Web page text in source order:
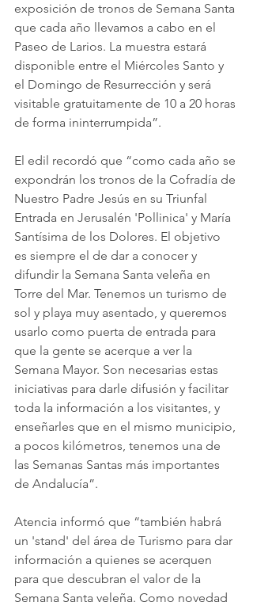
exposición de tronos de Semana Santa
que cada año llevamos a cabo en el
Paseo de Larios. La muestra estará
disponible entre el Miércoles Santo y
el Domingo de Resurrección y será
visitable gratuitamente de 10 a 20 horas
de forma ininterrumpida”.
El edil recordó que “como cada año se
expondrán los tronos de la Cofradía de
Nuestro Padre Jesús en su Triunfal
Entrada en Jerusalén 'Pollinica' y María
Santísima de los Dolores. El objetivo
es siempre el de dar a conocer y
difundir la Semana Santa veleña en
Torre del Mar. Tenemos un turismo de
sol y playa muy asentado, y queremos
usarlo como puerta de entrada para
que la gente se acerque a ver la
Semana Mayor. Son necesarias estas
iniciativas para darle difusión y facilitar
toda la información a los visitantes, y
enseñarles que en el mismo municipio,
a pocos kilómetros, tenemos una de
las Semanas Santas más importantes
de Andalucía”.
Atencia informó que “también habrá
un 'stand' del área de Turismo para dar
información a quienes se acerquen
para que descubran el valor de la
Semana Santa veleña. Como novedad